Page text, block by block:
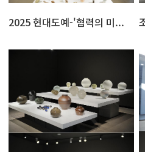
2025 현대도예-'협력의 미...